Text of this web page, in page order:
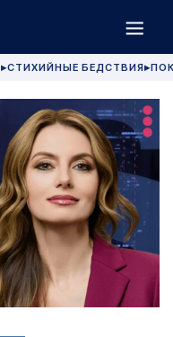
▶СТИХИЙНЫЕ БЕДСТВИЯ▶